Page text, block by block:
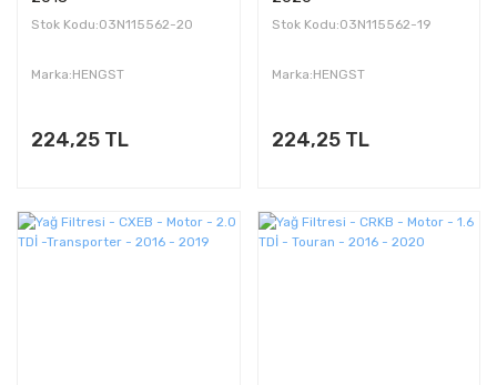
Stok Kodu:03N115562-20
Marka:HENGST
224,25 TL
Stok Kodu:03N115562-19
Marka:HENGST
224,25 TL